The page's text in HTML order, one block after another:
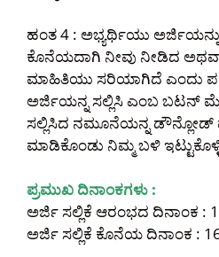
ಹಂತ 4 : ಅಭ್ಯರ್ಥಿಯು
ಕೊನೆಯದಾಗಿ ನೀವು ನೀಡಿದ
ಮಾಹಿತಿಯು ಸರಿಯಾಗಿದೆ ಎಂದು
ಅರ್ಜಿಯನ್ನ ಸಲ್ಲಿಸಿ ಎಂಬ ಬಟನ್
ಸಲ್ಲಿಸಿದ ನಮೂನೆಯನ್ನ ಡೌನ್ಲೋಡ್
ಮಾಡಿಕೊಂಡು ನಿಮ್ಮ ಬಳಿ
ಪ್ರಮುಖ ದಿನಾಂಕಗಳು :
ಅರ್ಜಿ ಸಲ್ಲಿಕೆ ಆರಂಭದ ದಿನಾಂಕ :
ಅರ್ಜಿ ಸಲ್ಲಿಕೆ ಕೊನೆಯ ದಿನಾಂಕ :